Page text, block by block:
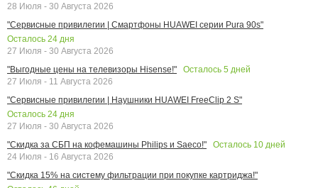
28 Июля - 30 Августа 2026
"Сервисные привилегии | Смартфоны HUAWEI серии Pura 90s"
Осталось 24 дня
27 Июля - 30 Августа 2026
"Выгодные цены на телевизоры Hisense!"
Осталось 5 дней
27 Июля - 11 Августа 2026
"Сервисные привилегии | Наушники HUAWEI FreeClip 2 S"
Осталось 24 дня
27 Июля - 30 Августа 2026
"Скидка за СБП на кофемашины Philips и Saeco!"
Осталось 10 дней
24 Июля - 16 Августа 2026
"Скидка 15% на систему фильтрации при покупке картриджа!"